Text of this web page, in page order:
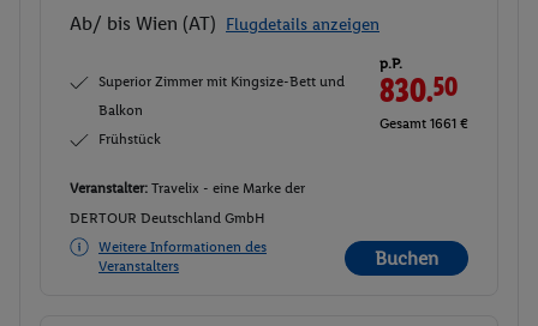
Ab/ bis Wien (AT) Flugdetails anzeigen
Superior Zimmer mit Kingsize-Bett und
Balkon
Frühstück
p.P.
830.50
Gesamt 1661 €
Veranstalter: Travelix - eine Marke der
DERTOUR Deutschland GmbH
Weitere Informationen des
Veranstalters
Buchen